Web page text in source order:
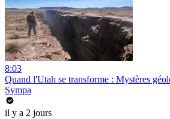
8:03
Quand l'Utah se transforme : Mystères
Sympa
il y a 2 jours